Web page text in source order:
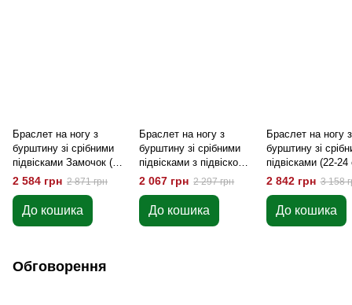
Браслет на ногу з
бурштину зі срібними
підвісками Замочок (23-
25 ​​см) B15241
2 584 грн 2 871 грн
До кошика
Браслет на ногу з
бурштину зі срібними
підвісками з підвіскою
Долар (27-29 см)
2 067 грн 2 297 грн
До кошика
Браслет на ногу з
бурштину зі
підвісками (22-
B15243
2 842 грн 3 158
До кошика
Обговорення